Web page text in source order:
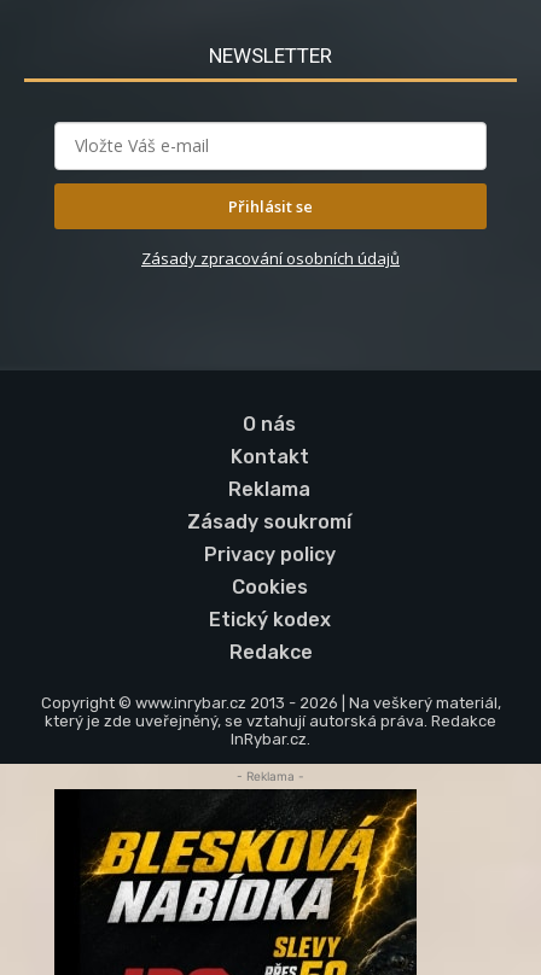
NEWSLETTER
Přihlásit se
Zásady zpracování osobních údajů
O nás
Kontakt
Reklama
Zásady soukromí
Privacy policy
Cookies
Etický kodex
Redakce
Copyright © www.inrybar.cz 2013 - 2026 | Na veškerý materiál,
který je zde uveřejněný, se vztahují autorská práva. Redakce
InRybar.cz.
- Reklama -